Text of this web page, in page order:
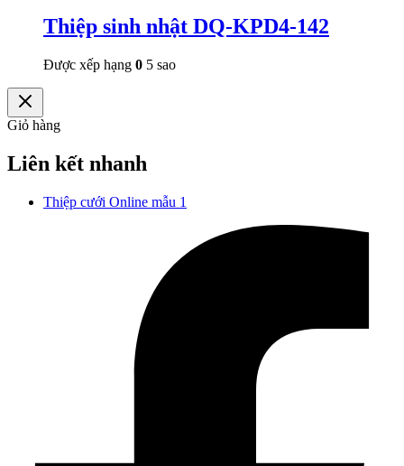
Thiệp sinh nhật DQ-KPD4-142
Được xếp hạng 0 5 sao
Giỏ hàng
Liên kết nhanh
Thiệp cưới Online mẫu 1